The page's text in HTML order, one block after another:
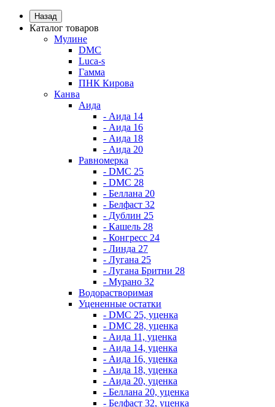
Назад
Каталог товаров
Мулине
DMC
Luca-s
Гамма
ПНК Кирова
Канва
Аида
- Аида 14
- Аида 16
- Аида 18
- Аида 20
Равномерка
- DMC 25
- DMC 28
- Беллана 20
- Белфаст 32
- Дублин 25
- Кашель 28
- Конгресс 24
- Линда 27
- Лугана 25
- Лугана Бритни 28
- Мурано 32
Водорастворимая
Уцененные остатки
- DMC 25, уценка
- DMC 28, уценка
- Аида 11, уценка
- Аида 14, уценка
- Аида 16, уценка
- Аида 18, уценка
- Аида 20, уценка
- Беллана 20, уценка
- Белфаст 32, уценка